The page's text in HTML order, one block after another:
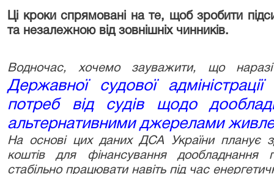
Ці кроки спрямовані на те, щоб зробити
та незалежною від зовнішніх чинників.
Водночас, хочемо зауважити, що
Державної судової
потреб від судів щодо
альтернативними джерелами
На основі цих даних ДСА України планує
коштів для фінансування
стабільно працювати навіть під час